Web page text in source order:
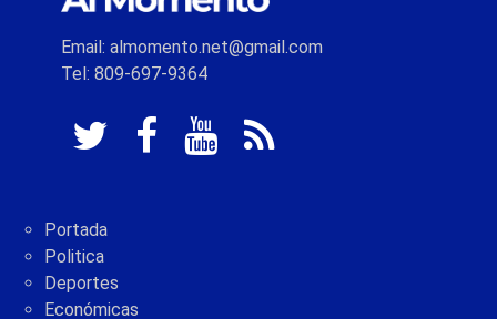
Email: almomento.net@gmail.com
Tel: 809-697-9364
Portada
Politica
Deportes
Económicas